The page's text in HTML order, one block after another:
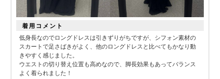
着用コメント
低身長なのでロングドレスは引きずりがちですが、シフォン素材の
スカートで足さばきがよく、他のロングドレスと比べてもかなり動
きやすく感じました。
ウエストの切り替え位置も高めなので、脚長効果もあってバランス
よく着られました！